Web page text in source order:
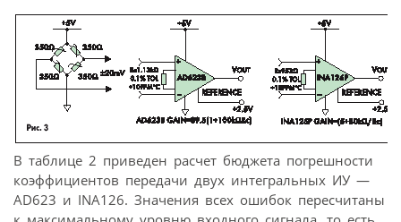
В таблице 2 приведен расчет бюджета погрешности
коэффициентов передачи двух интегральных ИУ —
AD623 и INА126. Значения всех ошибок пересчитаны